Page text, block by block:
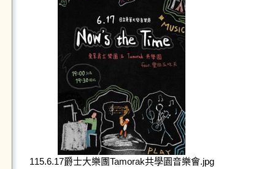
115.6.17爵士大樂團Tamorak共學園音樂會.jpg